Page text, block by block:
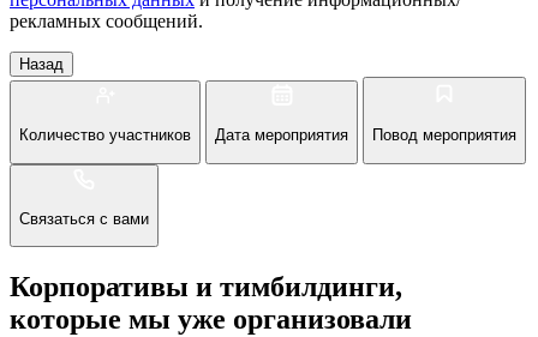
рекламных сообщений.
Назад
Количество участников Дата мероприятия Повод мероприятия
Связаться с вами
Корпоративы и тимбилдинги,
которые мы уже организовали